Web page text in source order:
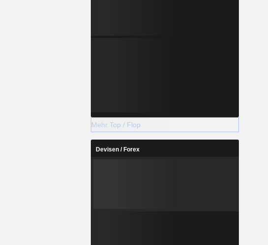
Mehr Top / Flop
Devisen / Forex